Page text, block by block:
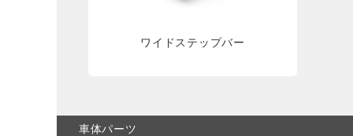
ワイドステップバー
車体パーツ